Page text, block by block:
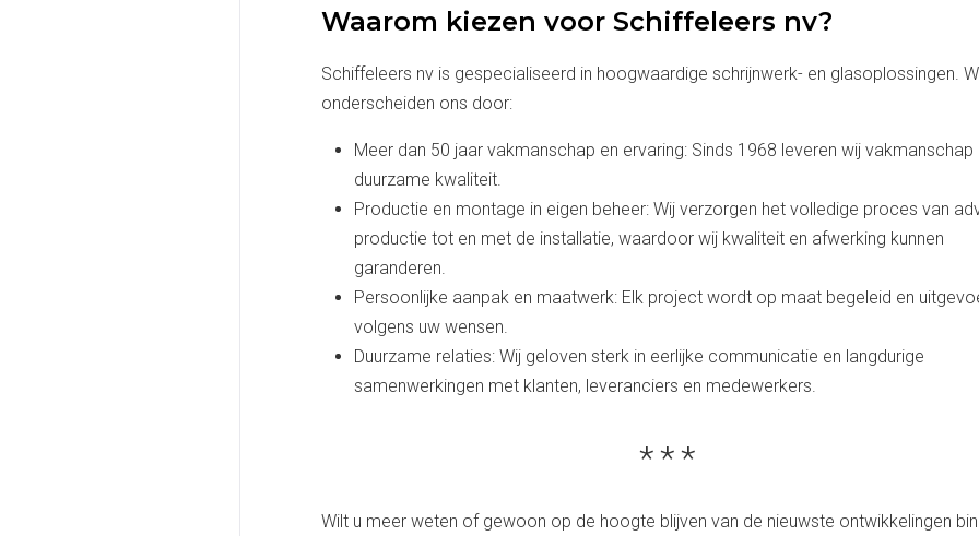
Waarom kiezen voor Schiffeleers nv?
Schiffeleers nv is gespecialiseerd in hoogwaardige schrijnwerk- en glasoplossingen.
onderscheiden ons door:
Meer dan 50 jaar vakmanschap en ervaring: Sinds 1968 leveren wij vakmanschap
duurzame kwaliteit.
Productie en montage in eigen beheer: Wij verzorgen het volledige proces van
productie tot en met de installatie, waardoor wij kwaliteit en afwerking kunnen
garanderen.
Persoonlijke aanpak en maatwerk: Elk project wordt op maat begeleid en
volgens uw wensen.
Duurzame relaties: Wij geloven sterk in eerlijke communicatie en langdurige
samenwerkingen met klanten, leveranciers en medewerkers.
Wilt u meer weten of gewoon op de hoogte blijven van de nieuwste ontwikkelingen